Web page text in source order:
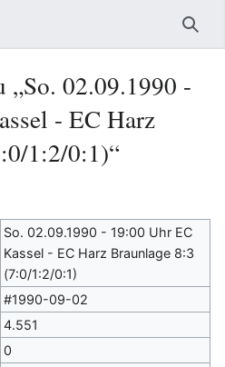
02.09.1990 -
- EC Harz
1:2/0:1)“
So. 02.09.1990 - 19:00 Uhr EC
Kassel - EC Harz Braunlage 8:3
(7:0/1:2/0:1)
#1990-09-02
4.551
0